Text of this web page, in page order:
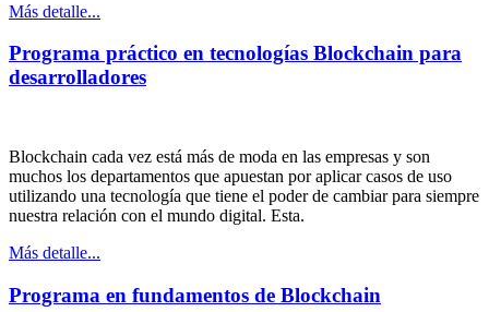
Más detalle...
Programa práctico en tecnologías Blockchain para
desarrolladores
Blockchain cada vez está más de moda en las empresas y son
muchos los departamentos que apuestan por aplicar casos de uso
utilizando una tecnología que tiene el poder de cambiar para siempre
nuestra relación con el mundo digital. Esta.
Más detalle...
Programa en fundamentos de Blockchain